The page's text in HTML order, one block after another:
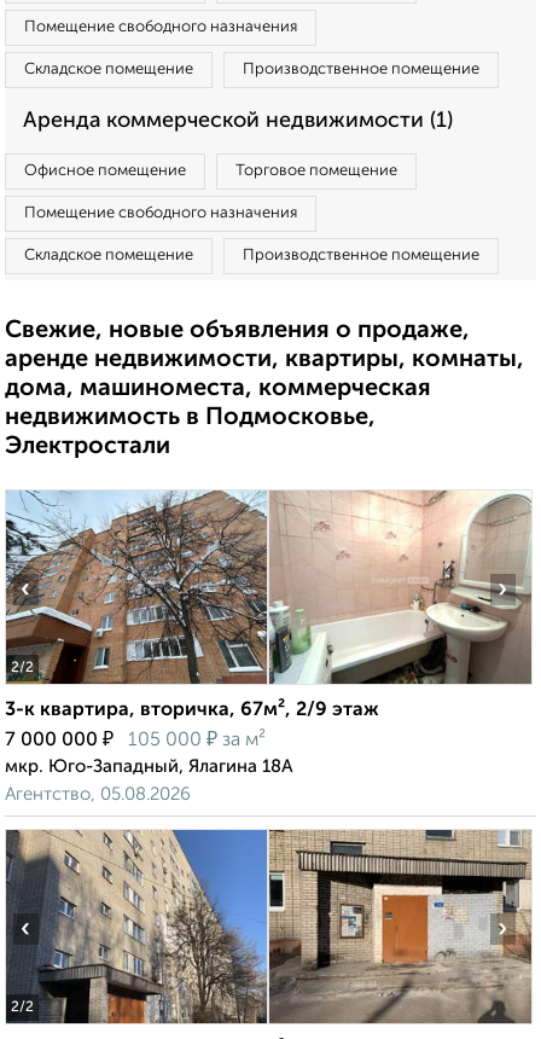
Помещение свободного назначения
Складское помещение Производственное помещение
Аренда коммерческой недвижимости (1)
Офисное помещение Торговое помещение
Помещение свободного назначения
Складское помещение Производственное помещение
Свежие, новые объявления о продаже,
аренде недвижимости, квартиры, комнаты,
дома, машиноместа, коммерческая
недвижимость в Подмосковье,
Электростали
2/2
‹ ›
3-к квартира, вторичка, 67м², 2/9 этаж
7 000 000 ₽ 105 000 ₽ за м²
мкр. Юго-Западный, Ялагина 18А
Агентство, 05.08.2026
2/2
‹ ›